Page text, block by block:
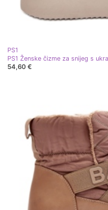
PS1
54,60 €